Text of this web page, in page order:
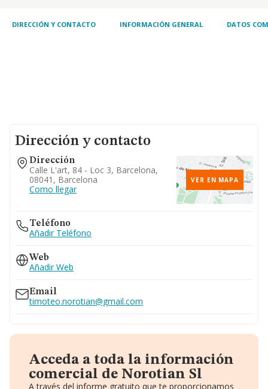
DIRECCIÓN Y CONTACTO INFORMACIÓN GENERAL DATOS
Dirección y contacto
Dirección
Calle L'art, 84 - Loc 3, Barcelona,
08041, Barcelona
Como llegar
VER EN MAPA
Teléfono
Añadir Teléfono
Web
Añadir Web
Email
timoteo.norotian@gmail.com
Acceda a toda la información
comercial de Norotian Sl
A través del informe gratuito que te proporcionamos